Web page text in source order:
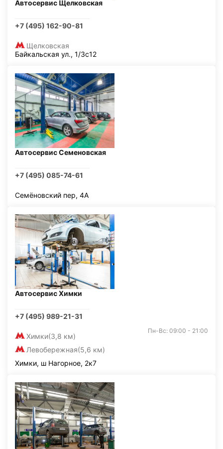
Автосервис Щелковская
+7 (495) 162-90-81
Щелковская
Байкальская ул., 1/3с12
Автосервис Семеновская
+7 (495) 085-74-61
Семёновский пер, 4А
Автосервис Химки
+7 (495) 989-21-31
Химки(3,8 км)
Левобережная(5,6 км)
Пн-Вс: 09:00 - 21:00
Химки, ш Нагорное, 2к7